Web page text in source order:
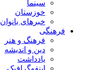
سینما
خوزستان
خبرهای بانوان
فرهنگی
فرهنگ و هنر
دین و اندیشه
یادداشت
اینفوگرافیک